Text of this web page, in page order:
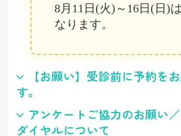
8月11日(火)～16日(日)
なります。
【お願い】受診前に予約を
す。
アンケートご協力のお願い
ダイヤルについて